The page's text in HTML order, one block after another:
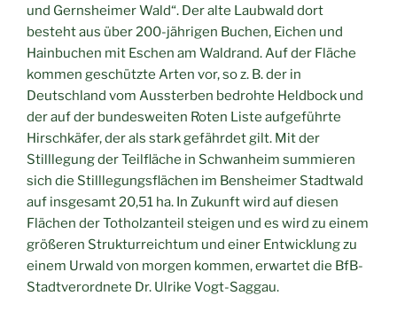
und Gernsheimer Wald“. Der alte Laubwald dort
besteht aus über 200-jährigen Buchen, Eichen und
Hainbuchen mit Eschen am Waldrand. Auf der Fläche
kommen geschützte Arten vor, so z. B. der in
Deutschland vom Aussterben bedrohte Heldbock und
der auf der bundesweiten Roten Liste aufgeführte
Hirschkäfer, der als stark gefährdet gilt. Mit der
Stilllegung der Teilfläche in Schwanheim summieren
sich die Stilllegungsflächen im Bensheimer Stadtwald
auf insgesamt 20,51 ha. In Zukunft wird auf diesen
Flächen der Totholzanteil steigen und es wird zu einem
größeren Strukturreichtum und einer Entwicklung zu
einem Urwald von morgen kommen, erwartet die BfB-
Stadtverordnete Dr. Ulrike Vogt-Saggau.